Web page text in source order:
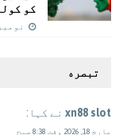
کو
نومبر 25, 2025
تبصره
xn88 slot نے کہا:
مارچ 18, 2026 وقت 8:38 صبح